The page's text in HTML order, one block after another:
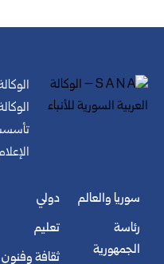
سوريا والعالم
رئاسة
الجمهورية
دولي
تعليم
ثقافة وفنون